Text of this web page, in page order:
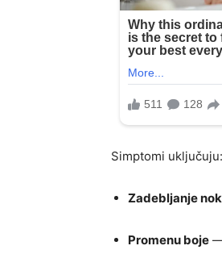
Simptomi uključuju:
Zadebljanje
Promenu boje